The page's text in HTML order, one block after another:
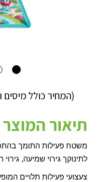
(המחיר כולל
תיאור המוצר
משטח פעילות התומך
לתינוקך גירוי שמיעה, גירוי
צעצועי פעילות תלויים